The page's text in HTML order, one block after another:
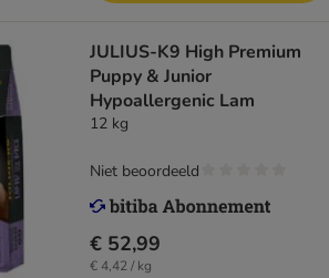
JULIUS-K9 High Premium
Puppy & Junior
Hypoallergenic Lam
12 kg
€ 52,99
€ 4,42 / kg
Niet beoordeeld